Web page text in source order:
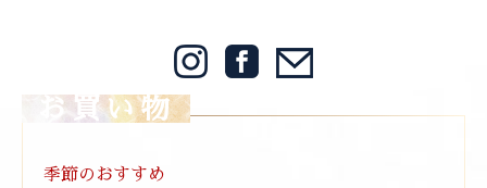
お買い物
季節のおすすめ